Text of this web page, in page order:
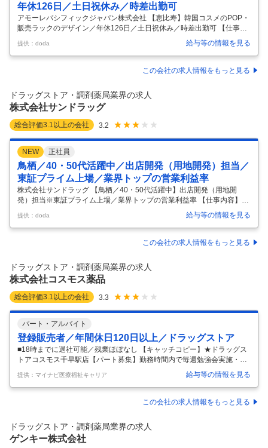
年休126日／土日祝休み／時差出勤可
アモーレパシフィックジャパン株式会社 【恵比寿】韓国コスメのPOP・
販売ラックのデザイン／年休126日／土日祝休み／時差出勤可 【仕事内
容】 【恵比寿】韓国コスメのPOP・販売ラックのデザイン／年休126日
／土日祝休み／時差出勤可 【具体的な仕事内容】 【ETUDEやinnisfree
など有名韓国コスメに携わるチャンス／Illustrator・Photoshopスキルを
活かす】 韓国コスメブランドのバラエティショップ・ドラッグストア向
画・指示・管理、販促・店頭イベントの企画・対応・実行を行います。
当社にて展開しているいずれかのブ …
提供：doda 給与等の情報を見る
この会社の求人情報をもっと見る
ドラッグストア・調剤薬局業界の求人
株式会社サンドラッグ
総合評価3.1 以上の会社 3.2
NEW 正社員
鳥栖／40・50代活躍中／出店開発（用地開発）担当／
東証プライム上場／業界トップの営業利益率
株式会社サンドラッグ 【鳥栖／40・50代活躍中】出店開発（用地開
発）担当※東証プライム上場／業界トップの営業利益率 【仕事内容】
【鳥栖／40・50代活躍中】出店開発（用地開発）担当※東証プライム上
場／業界トップの営業利益率 【具体的な仕事内容】 【全国に1,500店舗
以上をチェーン展開するドラッグストア／業界トップクラスの成長率／
充実の福利厚生／ロードサイド出店を仕掛ける用地開発ポジション／物
に約1500店舗ですが、2026年には1750店舗、連結売上高1兆円を目指
しているため、今回は出店拡大に伴う増員での募集になります。
提供：doda 給与等の情報を見る
この会社の求人情報をもっと見る
ドラッグストア・調剤薬局業界の求人
株式会社コスモス薬品
総合評価3.1 以上の会社 3.3
パート・アルバイト
登録販売者／年間休日120日以上／ドラッグストア
■18時までに退社可能／残業ほぼなし 【キャッチコピー】★ドラッグス
トアコスモス千早駅店【パート募集】勤務時間内で毎週勉強会実施・1
店舗平均12名の資格者在籍中 【お仕事内容】●医薬品の専門知識を活か
した相談販売 ●レジ・品だし・売場管理 給与・手当て 給与 時給 1,110円
※給与は業務経験により異なります ※8:30～10:00、21:00以降の勤務に
ついては登録販売者手当て支給対象外です。 ※日・祝日勤務時給100円
の方の手当ては50円です。 ※店舗の最新の人員状況次第でご希望の時間
帯での勤務をお受けできない場合も …
提供：マイナビ医療福祉キャリア 給与等の情報を見る
この会社の求人情報をもっと見る
ドラッグストア・調剤薬局業界の求人
ゲンキー株式会社